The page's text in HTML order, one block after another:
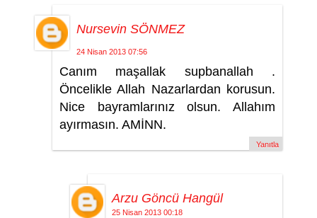
Nursevin SÖNMEZ
24 Nisan 2013 07:56
Canım maşallak supbanallah .
Öncelikle Allah Nazarlardan korusun.
Nice bayramlarınız olsun. Allahım
ayırmasın. AMİNN.
Yanıtla
Arzu Göncü Hangül
25 Nisan 2013 00:18